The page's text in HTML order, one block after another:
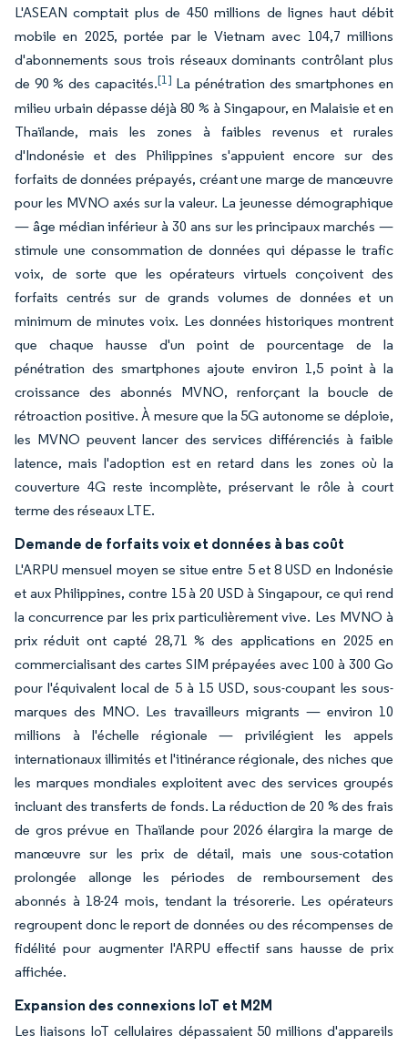
L'ASEAN comptait plus de 450 millions de lignes haut débit
mobile en 2025, portée par le Vietnam avec 104,7 millions
d'abonnements sous trois réseaux dominants contrôlant plus
de 90 % des capacités.[1] La pénétration des smartphones en
milieu urbain dépasse déjà 80 % à Singapour, en Malaisie et en
Thaïlande, mais les zones à faibles revenus et rurales
d'Indonésie et des Philippines s'appuient encore sur des
forfaits de données prépayés, créant une marge de manœuvre
pour les MVNO axés sur la valeur. La jeunesse démographique
— âge médian inférieur à 30 ans sur les principaux marchés —
stimule une consommation de données qui dépasse le trafic
voix, de sorte que les opérateurs virtuels conçoivent des
forfaits centrés sur de grands volumes de données et un
minimum de minutes voix. Les données historiques montrent
que chaque hausse d'un point de pourcentage de la
pénétration des smartphones ajoute environ 1,5 point à la
croissance des abonnés MVNO, renforçant la boucle de
rétroaction positive. À mesure que la 5G autonome se déploie,
les MVNO peuvent lancer des services différenciés à faible
latence, mais l'adoption est en retard dans les zones où la
couverture 4G reste incomplète, préservant le rôle à court
terme des réseaux LTE.
Demande de forfaits voix et données à bas coût
L'ARPU mensuel moyen se situe entre 5 et 8 USD en Indonésie
et aux Philippines, contre 15 à 20 USD à Singapour, ce qui rend
la concurrence par les prix particulièrement vive. Les MVNO à
prix réduit ont capté 28,71 % des applications en 2025 en
commercialisant des cartes SIM prépayées avec 100 à 300 Go
pour l'équivalent local de 5 à 15 USD, sous-coupant les sous-
marques des MNO. Les travailleurs migrants — environ 10
millions à l'échelle régionale — privilégient les appels
internationaux illimités et l'itinérance régionale, des niches que
les marques mondiales exploitent avec des services groupés
incluant des transferts de fonds. La réduction de 20 % des frais
de gros prévue en Thaïlande pour 2026 élargira la marge de
manœuvre sur les prix de détail, mais une sous-cotation
prolongée allonge les périodes de remboursement des
abonnés à 18-24 mois, tendant la trésorerie. Les opérateurs
regroupent donc le report de données ou des récompenses de
fidélité pour augmenter l'ARPU effectif sans hausse de prix
affichée.
Expansion des connexions IoT et M2M
Les liaisons IoT cellulaires dépassaient 50 millions d'appareils